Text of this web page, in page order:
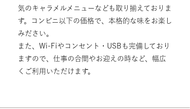
気のキャラメルメニューなども取り揃えておりま
す。コンビニ以下の価格で、本格的な味をお楽し
みださい。
また、Wi-Fiやコンセント・USBも完備しており
ますので、仕事の合間やお迎えの時など、幅広
くご利用いただけます。